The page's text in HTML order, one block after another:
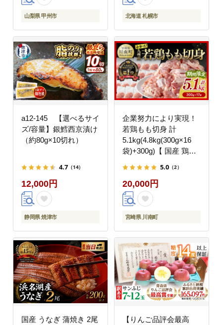
山梨県 甲州市 北海道 札幌市
a12-145 【選べるサイ
ズ/容量】銀鱈西京漬け
（約80g×10切れ）
4.7 （14）
12,000円
静岡県 焼津市
企業努力により実現！
若鶏もも切身 計
5.1kg(4.8kg(300g×16
袋)+300g)【 国産 鶏肉
5.1kg からあげ 唐揚げ
チキン南蛮 送料無料 】
[C00711]
5.0 （2）
20,000円
宮崎県 川南町
国産 うなぎ 蒲焼き 2尾
【りんご品評会最高